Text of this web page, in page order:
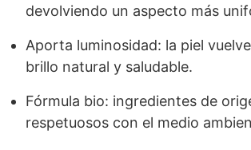
devolviendo un aspecto más
Aporta luminosidad: la piel
brillo natural y saludable.
Fórmula bio: ingredientes de
respetuosos con el medio